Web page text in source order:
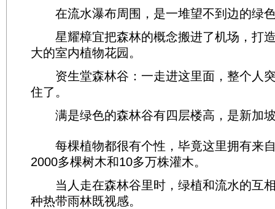
在流水瀑布周围，是一堆望不到边的绿
星耀樟宜把森林的概念搬进了机场，打
大的室内植物花园。
资生堂森林谷：一走进这里面，整个人
住了。
满是绿色的森林谷有四层楼高，是新加
每棵植物都很有个性，毕竟这里拥有来
2000多棵树木和10多万株灌木。
当人走在森林谷里时，绿植和流水的互
种热带雨林既视感。